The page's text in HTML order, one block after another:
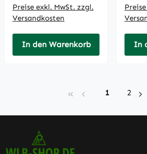
Preise exkl. MwSt. zzgl.
Versandkosten
In den Warenkorb In
Seite
1 Seite
2